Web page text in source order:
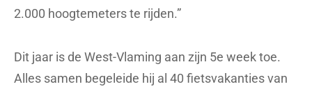
2.000 hoogtemeters te rijden.”
Dit jaar is de West-Vlaming aan zijn 5e week toe.
Alles samen begeleide hij al 40 fietsvakanties van